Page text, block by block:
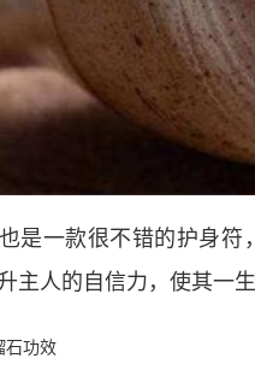
是一款很不错的护身符
主人的自信力，使其一
石功效